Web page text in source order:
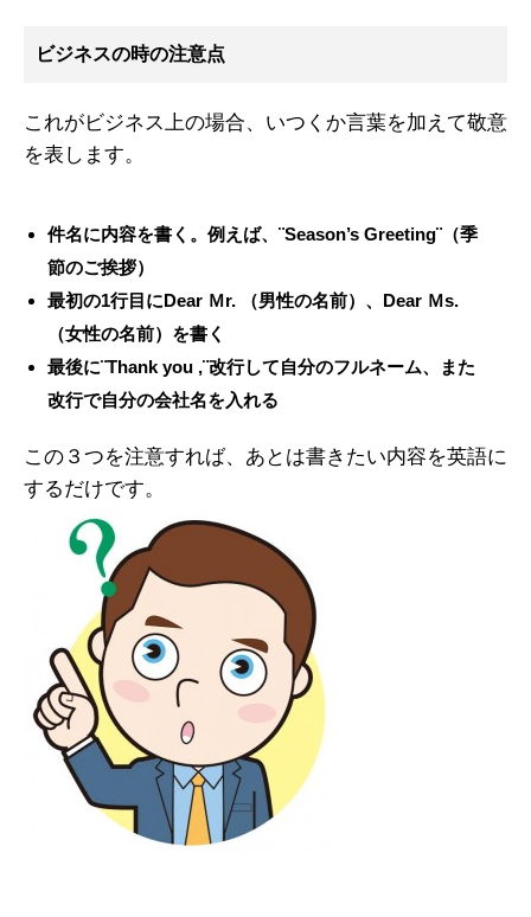
ビジネスの時の注意点
これがビジネス上の場合、いつくか言葉を加えて敬意
を表します。
件名に内容を書く。例えば、¨Season’s Greeting¨（季
節のご挨拶）
最初の1行目にDear Ｍr. （男性の名前）、Dear Ｍs.
（女性の名前）を書く
最後に¨Thank you ,¨改行して自分のフルネーム、また
改行で自分の会社名を入れる
この３つを注意すれば、あとは書きたい内容を英語に
するだけです。